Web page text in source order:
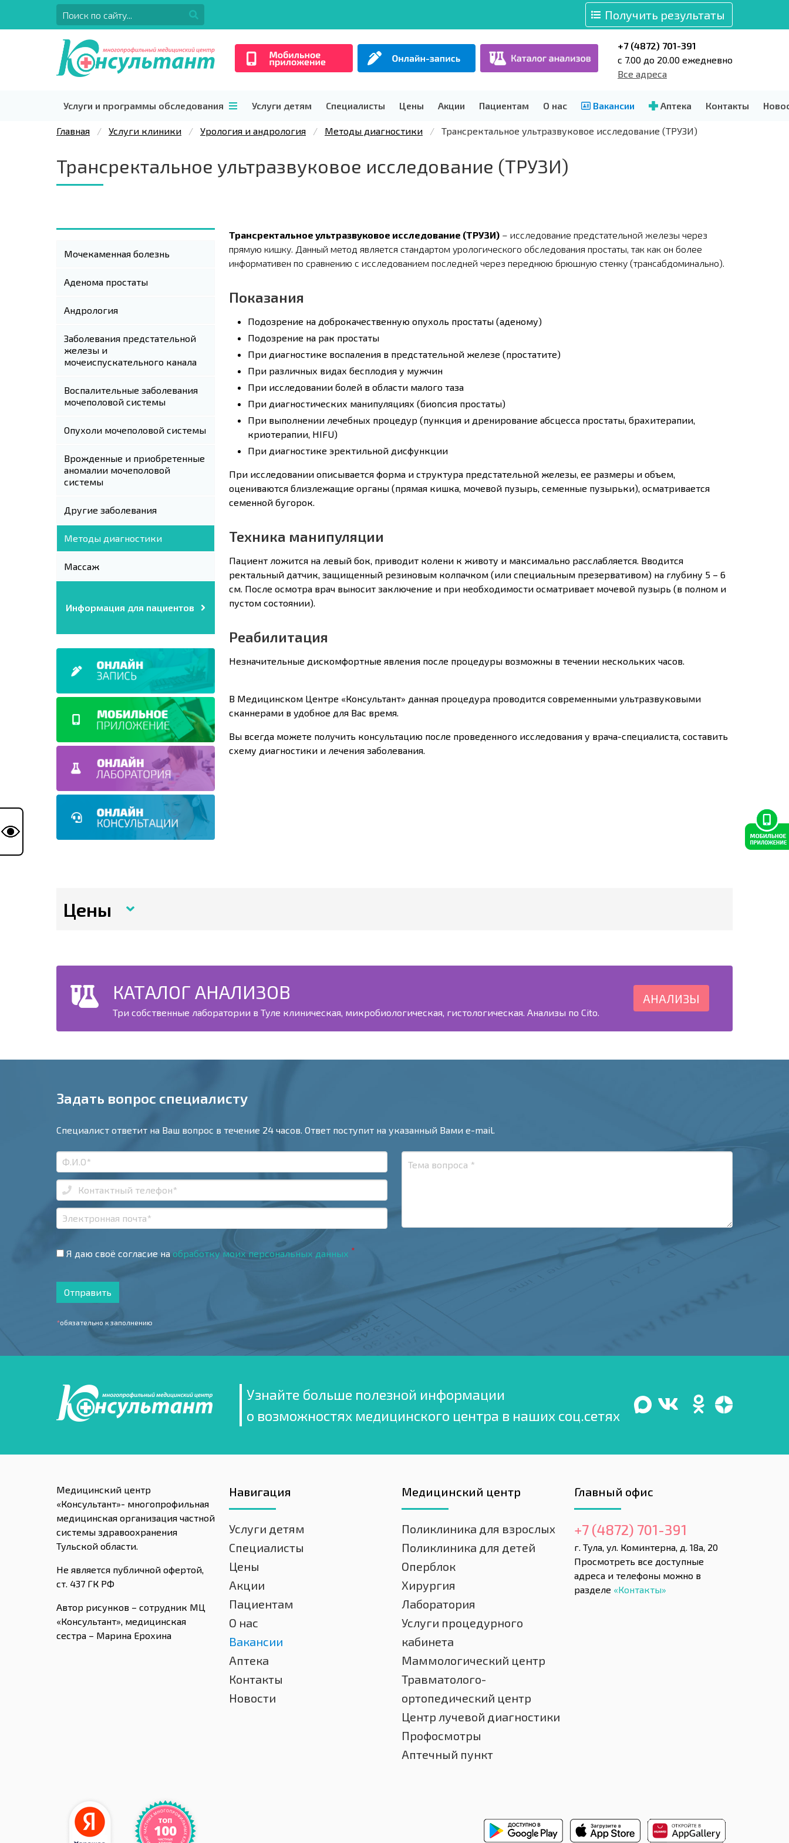
Получить результаты
+7 (4872) 701-391
c 7.00 до 20.00 ежедневно
Все адреса
Услуги и программы обследования Услуги детям Специалисты Цены Акции Пациентам О нас Вакансии Аптека Контакты
Главная Услуги клиники Урология и андрология Методы диагностики Трансректальное ультразвуковое исследование (ТРУЗИ)
Трансректальное ультразвуковое исследование (ТРУЗИ)
Мочекаменная болезнь
Аденома простаты
Андрология
Заболевания предстательной
железы и
мочеиспускательного канала
Воспалительные заболевания
мочеполовой системы
Опухоли мочеполовой системы
Врожденные и приобретенные
аномалии мочеполовой
системы
Другие заболевания
Методы диагностики
Массаж
Информация для пациентов
Трансректальное ультразвуковое исследование (ТРУЗИ) – исследование предстательной железы через
прямую кишку. Данный метод является стандартом урологического обследования простаты, так как он более
информативен по сравнению с исследованием последней через переднюю брюшную стенку (трансабдоминально).
Показания
Подозрение на доброкачественную опухоль простаты (аденому)
Подозрение на рак простаты
При диагностике воспаления в предстательной железе (простатите)
При различных видах бесплодия у мужчин
При исследовании болей в области малого таза
При диагностических манипуляциях (биопсия простаты)
При выполнении лечебных процедур (пункция и дренирование абсцесса простаты, брахитерапии,
криотерапии, HIFU)
При диагностике эректильной дисфункции
При исследовании описывается форма и структура предстательной железы, ее размеры и объем,
оцениваются близлежащие органы (прямая кишка, мочевой пузырь, семенные пузырьки), осматривается
семенной бугорок.
Техника манипуляции
Пациент ложится на левый бок, приводит колени к животу и максимально расслабляется. Вводится
ректальный датчик, защищенный резиновым колпачком (или специальным презервативом) на глубину 5 – 6
см. После осмотра врач выносит заключение и при необходимости осматривает мочевой пузырь (в полном и
пустом состоянии).
Реабилитация
Незначительные дискомфортные явления после процедуры возможны в течении нескольких часов.
В Медицинском Центре «Консультант» данная процедура проводится современными ультразвуковыми
сканнерами в удобное для Вас время.
Вы всегда можете получить консультацию после проведенного исследования у врача-специалиста, составить
схему диагностики и лечения заболевания.
Цены
КАТАЛОГ АНАЛИЗОВ
Три собственные лаборатории в Туле клиническая, микробиологическая, гистологическая. Анализы по Cito.
АНАЛИЗЫ
Задать вопрос специалисту
Специалист ответит на Ваш вопрос в течение 24 часов. Ответ поступит на указанный Вами e-mail.
Я даю своё согласие на обработку моих персональных данных *
Отправить
*обязательно к заполнению
Узнайте больше полезной информации
о возможностях медицинского центра в наших соц.сетях
Медицинский центр
«Консультант»- многопрофильная
медицинская организация частной
системы здравоохранения
Тульской области.
Не является публичной офертой,
ст. 437 ГК РФ
Автор рисунков – сотрудник МЦ
«Консультант», медицинская
сестра – Марина Ерохина
Навигация
Услуги детям
Специалисты
Цены
Акции
Пациентам
О нас
Вакансии
Аптека
Контакты
Новости
Медицинский центр
Поликлиника для взрослых
Поликлиника для детей
Оперблок
Хирургия
Лаборатория
Услуги процедурного
кабинета
Маммологический центр
Травматолого-
ортопедический центр
Центр лучевой диагностики
Профосмотры
Аптечный пункт
Главный офис
+7 (4872) 701-391
г. Тула, ул. Коминтерна, д. 18а, 20
Просмотреть все доступные
адреса и телефоны можно в
разделе «Контакты»